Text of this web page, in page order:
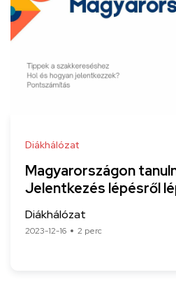
Diákhálózat
Magyarországon
Jelentkezés lépésről
Diákhálózat
2023-12-16 2 perc